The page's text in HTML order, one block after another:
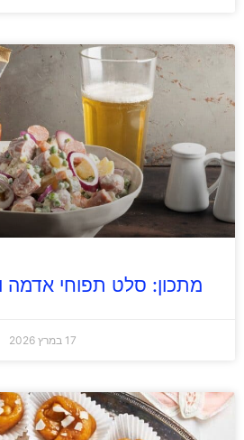
מתכון: סלט תפוחי אדמה
17 במרץ 2026